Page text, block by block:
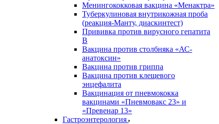
Менингококковая вакцина «Менактра»
Туберкулиновая внутрикожная проба
(реакция-Манту, диаскинтест)
Прививка против вирусного гепатита
В
Вакцина против столбняка «АС-
анатоксин»
Вакцина против гриппа
Вакцина против клещевого
энцефалита
Вакцинация от пневмококка
вакцинами «Пневмовакс 23» и
«Превенар 13»
Гастроэнтерология